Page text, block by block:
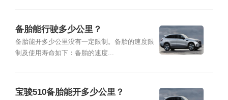
备胎能行驶多少公里？
备胎能开多少公里没有一定限制。备胎的速度限
制及使用寿命如下：备胎的速度...
宝骏510备胎能开多少公里？